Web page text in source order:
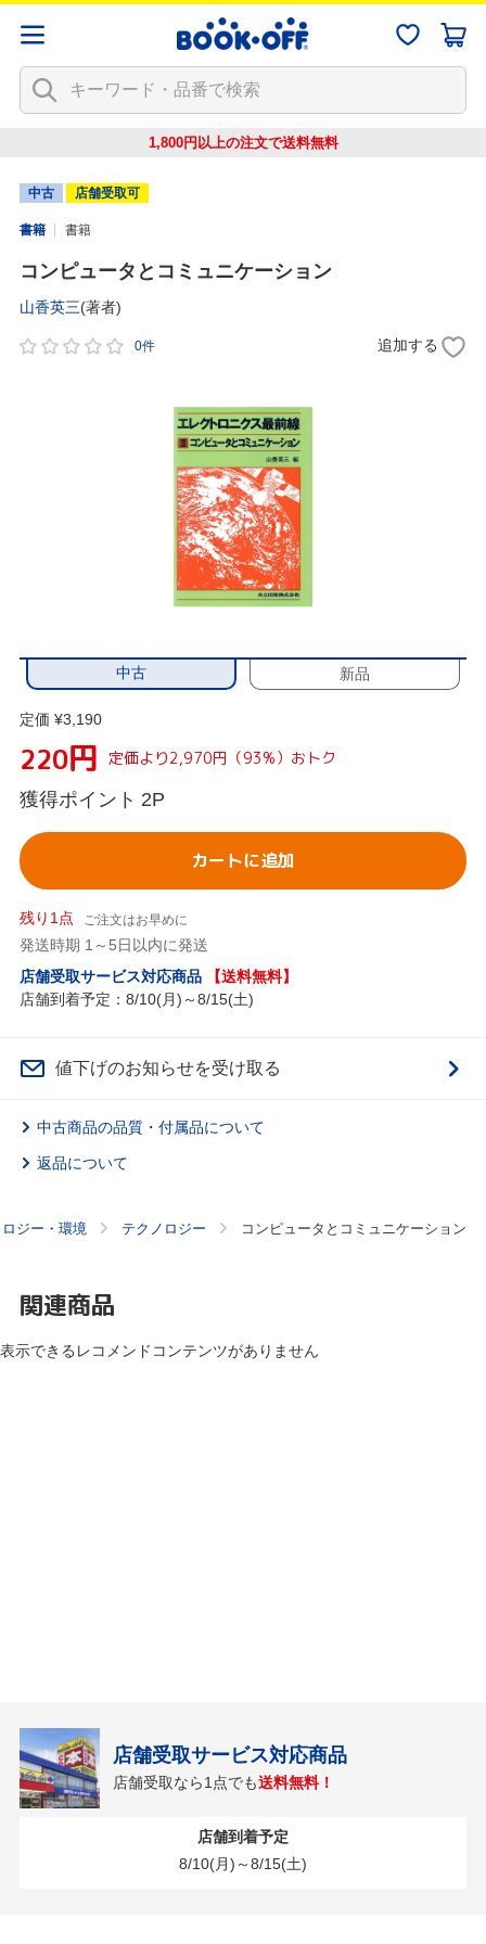
1,800円以上の注文で送料無料
中古 店舗受取可
書籍 書籍
コンピュータとコミュニケーション
山香英三(著者)
0件 追加する
中古 新品
定価 ¥3,190
220円 定価より2,970円（93%）おトク
獲得ポイント 2P
カートに追加
残り1点 ご注文はお早めに
発送時期 1～5日以内に発送
店舗受取サービス対応商品
【送料無料】
店舗到着予定：8/10(月)～8/15(土)
値下げのお知らせを受け取る
中古商品の品質・付属品について
返品について
ジー・環境 テクノロジー コンピュータとコミュニケーション
関連商品
表示できるレコメンドコンテンツがありません
店舗受取サービス対応商品
店舗受取なら1点でも送料無料！
店舗到着予定
8/10(月)～8/15(土)